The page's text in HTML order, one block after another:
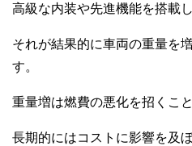
高級な内装や先進機能を搭載
それが結果的に車両の重量を
す。
重量増は燃費の悪化を招くこと
長期的にはコストに影響を及